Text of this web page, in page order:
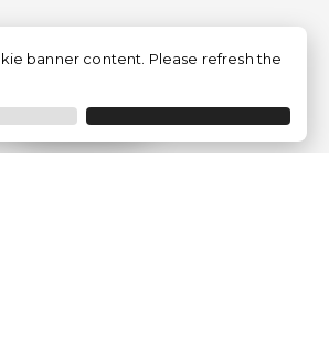
Filtrar
banner content. Please refresh the